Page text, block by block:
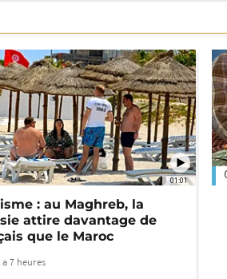
01:01
: au Maghreb, la
attire davantage de
que le Maroc
a 7 heures